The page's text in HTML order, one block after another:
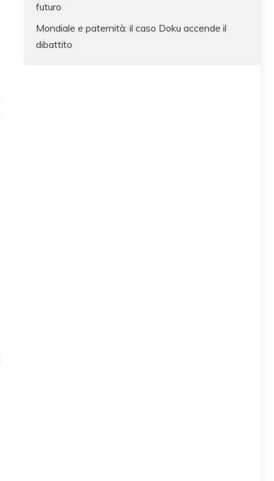
futuro
Mondiale e paternità: il caso Doku accende il
dibattito